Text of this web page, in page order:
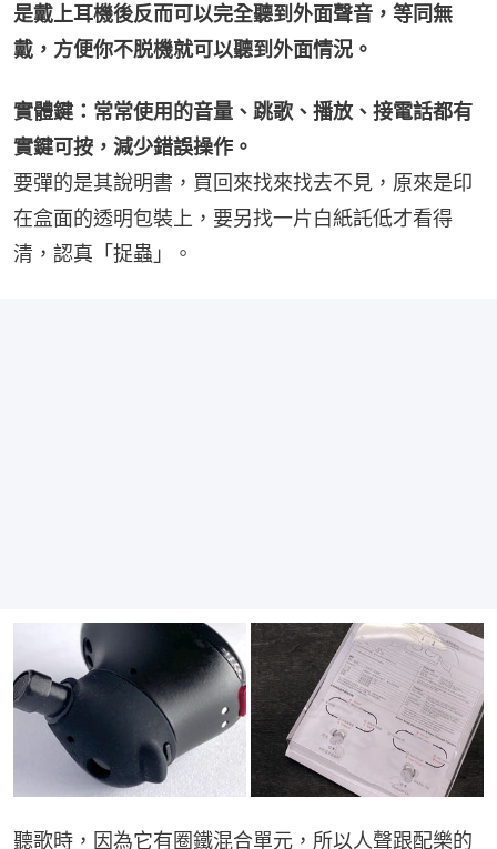
是戴上耳機後反而可以完全聽到外面聲音，等同無
戴，方便你不脱機就可以聽到外面情況。
實體鍵：常常使用的音量、跳歌、播放、接電話都有
實鍵可按，減少錯誤操作。
要彈的是其說明書，買回來找來找去不見，原來是印
在盒面的透明包裝上，要另找一片白紙託低才看得
清，認真「捉蟲」。
聽歌時，因為它有圈鐵混合單元，所以人聲跟配樂的